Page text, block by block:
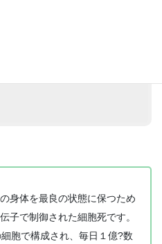
身体を最良の状態に保つため
子で制御された細胞死です。
胞で構成され、毎日１億?数